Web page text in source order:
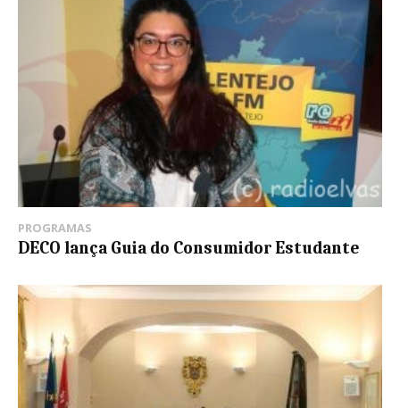
PROGRAMAS
DECO lança Guia do Consumidor Estudante